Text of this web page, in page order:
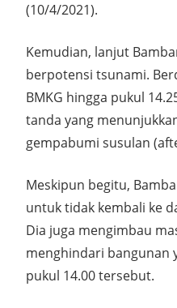
(10/4/2021).
Kemudian, lanjut
berpotensi tsunami.
BMKG hingga pukul
tanda yang
gempabumi susulan
Meskipun begitu,
untuk tidak kembali ke
Dia juga mengimbau
menghindari bangunan
pukul 14.00 tersebut.